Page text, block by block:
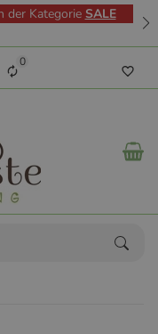
der Kategorie SALE
0